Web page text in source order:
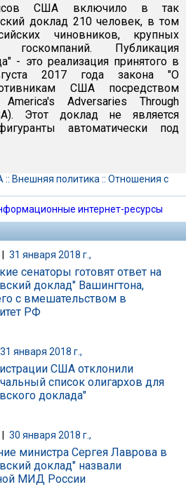
США включило в так
доклад 210 человек, в том
чиновников, крупных
госкомпаний. Публикация
- это реализация принятого в
2017 года закона "О
США посредством
Adversaries Through
Этот доклад не является
автоматически под
:: Внешняя политика :: Отношения с
интернет-ресурсы
| 31 января 2018 г.,
сенаторы готовят ответ на
доклад" Вашингтона,
с вмешательством в
РФ
31 января 2018 г.,
США отклонили
список олигархов для
доклада"
30 января 2018 г.,
министра Сергея Лаврова в
доклад" назвали
МИД России